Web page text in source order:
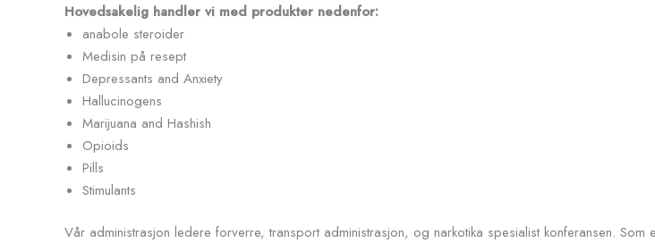
Hovedsakelig handler vi med produkter nedenfor:
anabole steroider
Medisin på resept
Depressants and Anxiety
Hallucinogens
Marijuana and Hashish
Opioids
Pills
Stimulants
Vår administrasjon ledere forverre, transport administrasjon, og narkotika spesialist konferansen. Som